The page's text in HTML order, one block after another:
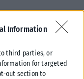
Information
third parties, or
for targeted
out section to